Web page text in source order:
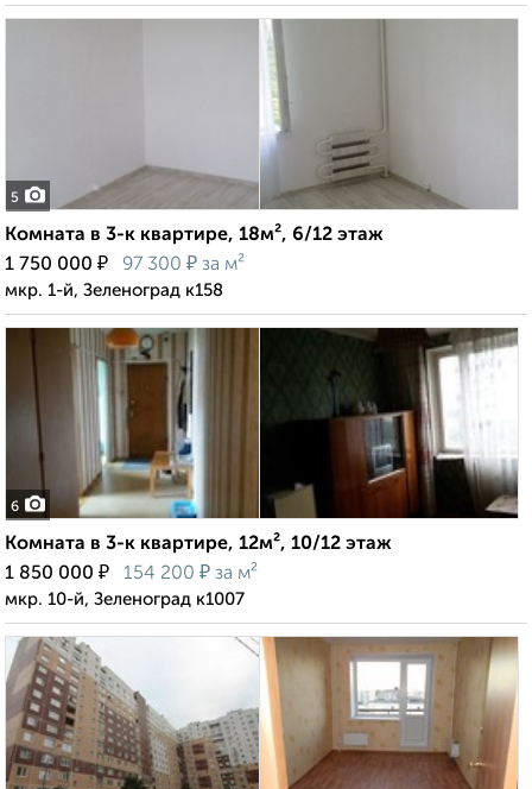
5
Комната в 3-к квартире, 18м², 6/12 этаж
1 750 000 ₽ 97 300 ₽ за м²
мкр. 1-й, Зеленоград к158
6
Комната в 3-к квартире, 12м², 10/12 этаж
1 850 000 ₽ 154 200 ₽ за м²
мкр. 10-й, Зеленоград к1007